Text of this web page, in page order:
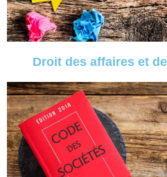
Droit des affaires et